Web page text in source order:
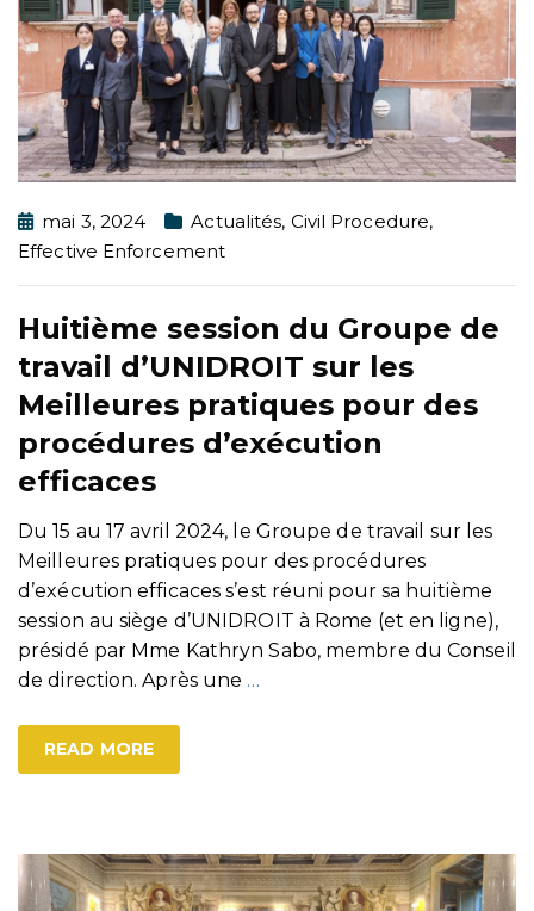
mai 3, 2024 Actualités, Civil Procedure,
Effective Enforcement
Huitième session du Groupe de
travail d’UNIDROIT sur les
Meilleures pratiques pour des
procédures d’exécution
efficaces
Du 15 au 17 avril 2024, le Groupe de travail sur les
Meilleures pratiques pour des procédures
d’exécution efficaces s’est réuni pour sa huitième
session au siège d’UNIDROIT à Rome (et en ligne),
présidé par Mme Kathryn Sabo, membre du Conseil
de direction. Après une …
READ MORE